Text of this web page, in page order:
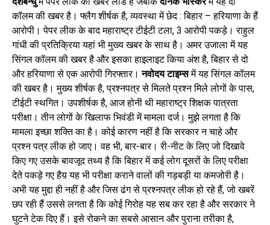
कॉलम की खबर है। फ्लैग शीर्षक है, व्यवस्था में छेद : बिहार – हरियाणा के हैं
आरोपी। पेपर लीक के बाद महाराष्ट्र टीईटी टला, 3 आरोपी पकड़े। राहुल
गांधी की प्रतिक्रिया यहां भी मुख्य खबर के साथ है। अमर उजाला में यह
सिंगल कॉलम की खबर है और इसका हाइलाइट किया अंश है, बिहार से दो
और हरियाणा से एक आरोपी गिरफ्तार।नवोदय टाइम्समें यह सिंगल कॉलम
की खबर है। मुख्य शीर्षक है, प्रश्नपत्र से मिलते प्रश्न मिले लोगों के पास,
टीईटी स्थगित। उपशीर्षक है, आज होनी थी महाराष्ट्र शिक्षक पात्रता
परीक्षा। तीन लोगों के खिलाफ भिवंडी में मामला दर्ज। मुझे लगता है कि
मामला इच्छा शक्ति का है। कोई कारण नहीं है कि सरकार न चाहे और
प्रश्न पत्र लीक हो जाए। वह भी, बार-बार। री-नीट के लिए जो दिखावे
किए गए उसके बावजूद तथ्य है कि बिहार में कई लोग दूसरों के लिए परीक्षा
देते पकड़े गए हैय़ यह भी परीक्षा कराने वालों की गड़बड़ी या कमजोरी है।
अभी यह मुद्दा ही नहीं है और जिस ढंग से प्रश्नपत्र लीक हो रहे हैं, जो खबरें
छप रही हैं उससे लगता है कि कोई गिरोह यह सब कर रहा है और सरकार ने
घुटने टेक दिए हैं। इसे रोकने का सबसे आसान और पुराना तरीका है,